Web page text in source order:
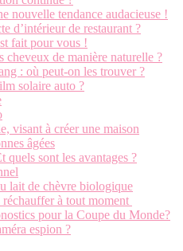
nouvelle tendance audacieuse !
d’intérieur de restaurant ?
fait pour vous !
de manière naturelle ?
: où peut-on les trouver ?
solaire auto ?
visant à créer une maison
âgées
quels sont les avantages ?
lait de chèvre biologique
à tout moment
pour la Coupe du Monde?
espion ?